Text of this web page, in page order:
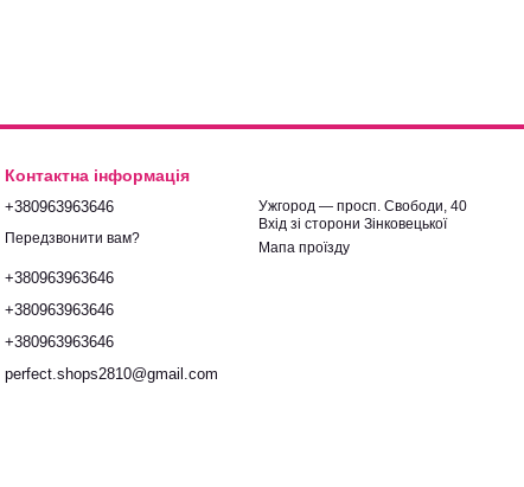
Контактна інформація
+380963963646
Передзвонити вам?
+380963963646
+380963963646
+380963963646
perfect.shops2810@gmail.com
Ужгород — просп. Свободи, 40
Вхід зі сторони Зінковецької
Мапа проїзду